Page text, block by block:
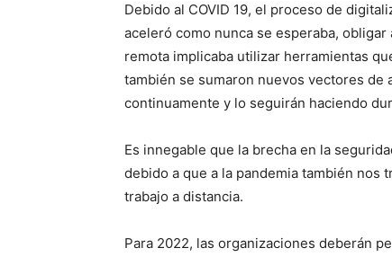
Debido al COVID 19, el proceso de
aceleró como nunca se esperaba,
remota implicaba utilizar herramientas
también se sumaron nuevos vectores
continuamente y lo seguirán haciendo
Es innegable que la brecha en la
debido a que a la pandemia también nos
trabajo a distancia.
Para 2022, las organizaciones deberán